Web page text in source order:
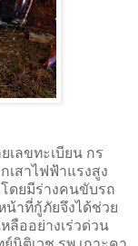
เลขทะเบียน กร
เสาไฟฟ้าแรงสูง
ดยมีร่างคนขับรถ
น้าที่กู้ภัยจึงได้ช่วย
ลืออย่างเร่วด่วน